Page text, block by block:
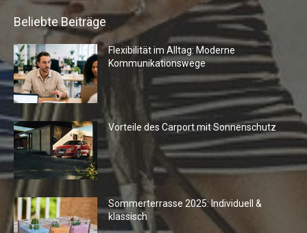
Beliebte Beiträge
Flexibilität im Alltag: Moderne
Kommunikationswege
Vorteile des Carport mit Sonnenschutz
Sommerterrasse 2025: Individuell &
klassisch